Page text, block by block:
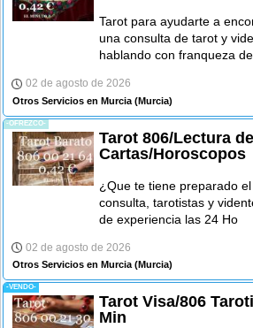
Tarot para ayudarte a
una consulta de tarot y
hablando con franqueza
02 de agosto de 2026
Otros Servicios en Murcia (Murcia)
-OFREZCO-
Tarot 806/Lectura de
Cartas/Horoscopos
¿Que te tiene preparado
consulta, tarotistas y
de experiencia las 24 Ho
02 de agosto de 2026
Otros Servicios en Murcia (Murcia)
-VENDO-
Tarot Visa/806
Min